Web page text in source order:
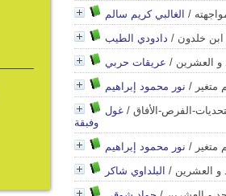
/ الغالبي كريم سالم
/ دادودي الطيب
و العشرين / عريقات حربي
متغير / نور محمود إبراهيم
الفرص-الأفاق / غول
وفبقة
متغير / نور محمود إبراهيم
و العشرين / البلداوي شاكر